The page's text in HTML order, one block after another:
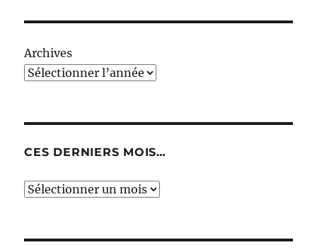
Archives
CES DERNIERS MOIS…
Ces